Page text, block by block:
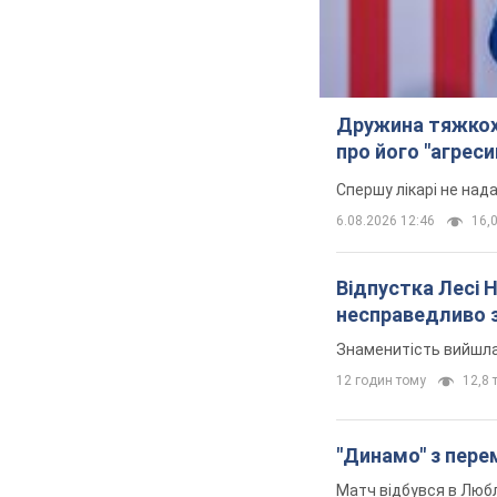
Дружина
про його
Спершу лікарі не
6.08.2026 12:46
Відпустка Лесі
несправедливо
Знаменитість
12 годин тому 12,8
"Динамо" з
Матч відбувся в